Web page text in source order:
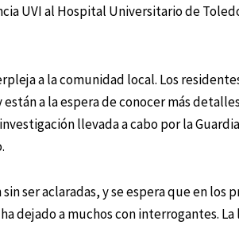
UVI al Hospital Universitario de
a la comunidad local. Los
a la espera de conocer más
llevada a cabo por la
ser aclaradas, y se espera que en los
dejado a muchos con interrogantes.